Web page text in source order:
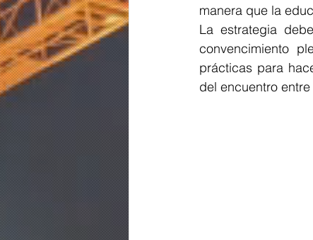
manera que la
La estrategia
convencimiento
prácticas para
del encuentro